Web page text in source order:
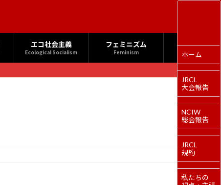
エコ社会主義
Ecological Socialism
フェミニズム
Feminism ホーム
JRCL
大会報告
NCIW
総会報告
JRCL
規約
私たちの